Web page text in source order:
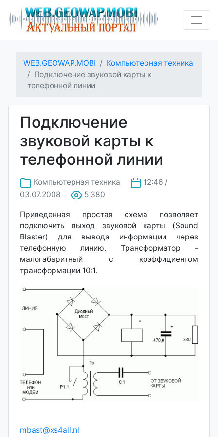
WEB.GEOWAP.MOBI
Компьютерная техника
Подключение звуковой карты к
телефонной линии
Подключение
звуковой карты к
телефонной линии
Компьютерная техника
12:46 /
03.07.2008
5 380
Приведенная простая схема позволяет
подключить выход звуковой карты (Sound
Blaster) для вывода информации через
телефонную линию. Трансформатор -
малогабаритный с коэффициентом
трансформации 10:1.
mbast@xs4all.nl